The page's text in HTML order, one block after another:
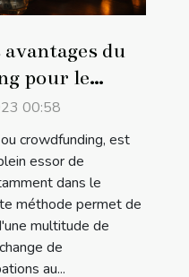
du
pour le
projets
00:58
crowdfunding, est
essor de
dans le
méthode permet de
multitude de
de
au...